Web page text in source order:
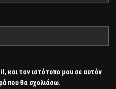
και τον ιστότοπο μου σε αυτόν
που θα σχολιάσω.